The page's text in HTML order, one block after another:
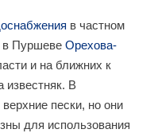
в частном
в Пуршеве Орехова-
и на ближних к
известняк. В
пески, но они
для использования